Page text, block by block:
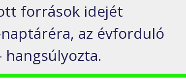
források idejét
az évforduló